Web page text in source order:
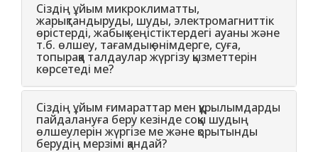
Сіздің ұйым микроклиматты,
жарықтандыруды, шуды, электромагниттік
өрістерді, жабық кеңістіктердегі ауаны және
т.б. өлшеу, тағамдық өнімдерге, суға,
топыраққа талдаулар жүргізу қызметтерін
көрсетеді ме?
Сіздің ұйым ғимараттар мен құрылымдарды
пайдалануға беру кезінде соққы шудың
өлшеулерін жүргізе ме және қорытынды
берудің мерзімі қандай?